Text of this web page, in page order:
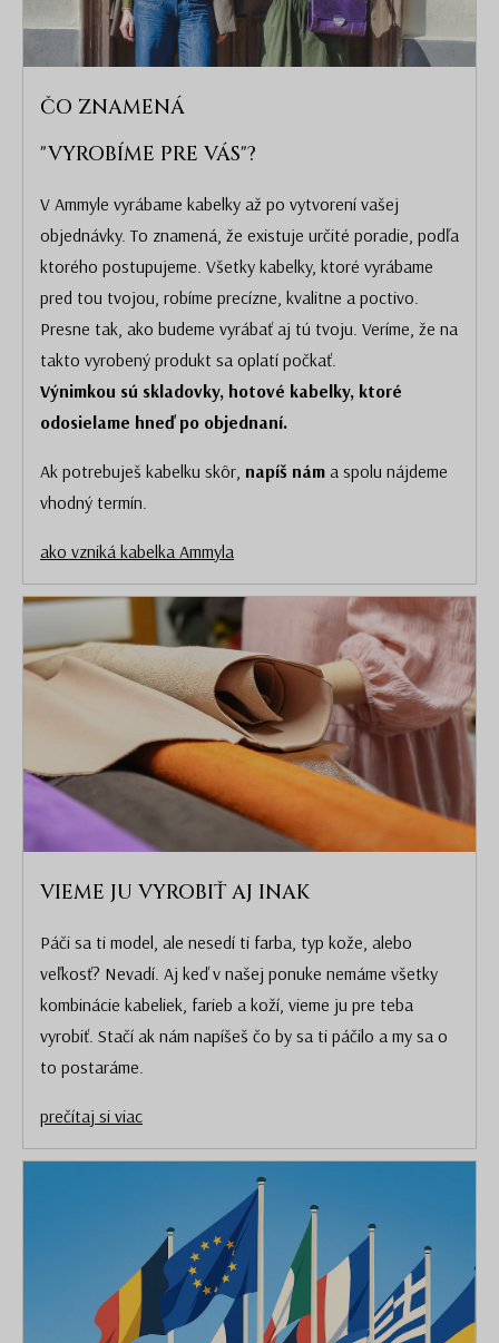
ČO ZNAMENÁ
"VYROBÍME PRE VÁS"?
V Ammyle vyrábame kabelky až po vytvorení vašej
objednávky. To znamená, že existuje určité poradie, podľa
ktorého postupujeme. Všetky kabelky, ktoré vyrábame
pred tou tvojou, robíme precízne, kvalitne a poctivo.
Presne tak, ako budeme vyrábať aj tú tvoju. Veríme, že na
takto vyrobený produkt sa oplatí počkať.
Výnimkou sú skladovky, hotové kabelky, ktoré
odosielame hneď po objednaní.
Ak potrebuješ kabelku skôr, napíš nám a spolu nájdeme
vhodný termín.
ako vzniká kabelka Ammyla
VIEME JU VYROBIŤ AJ INAK
Páči sa ti model, ale nesedí ti farba, typ kože, alebo
veľkosť? Nevadí. Aj keď v našej ponuke nemáme všetky
kombinácie kabeliek, farieb a koží, vieme ju pre teba
vyrobiť. Stačí ak nám napíšeš čo by sa ti páčilo a my sa o
to postaráme.
prečítaj si viac